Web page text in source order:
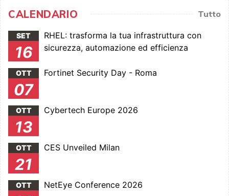
CALENDARIO Tutto
SET
16
RHEL: trasforma la tua infrastruttura con
sicurezza, automazione ed efficienza
OTT
07
Fortinet Security Day - Roma
OTT
13
Cybertech Europe 2026
OTT
21
CES Unveiled Milan
OTT NetEye Conference 2026